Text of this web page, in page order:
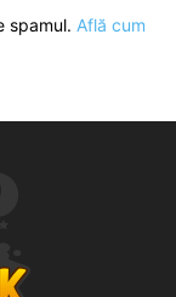
spamul. Află cum